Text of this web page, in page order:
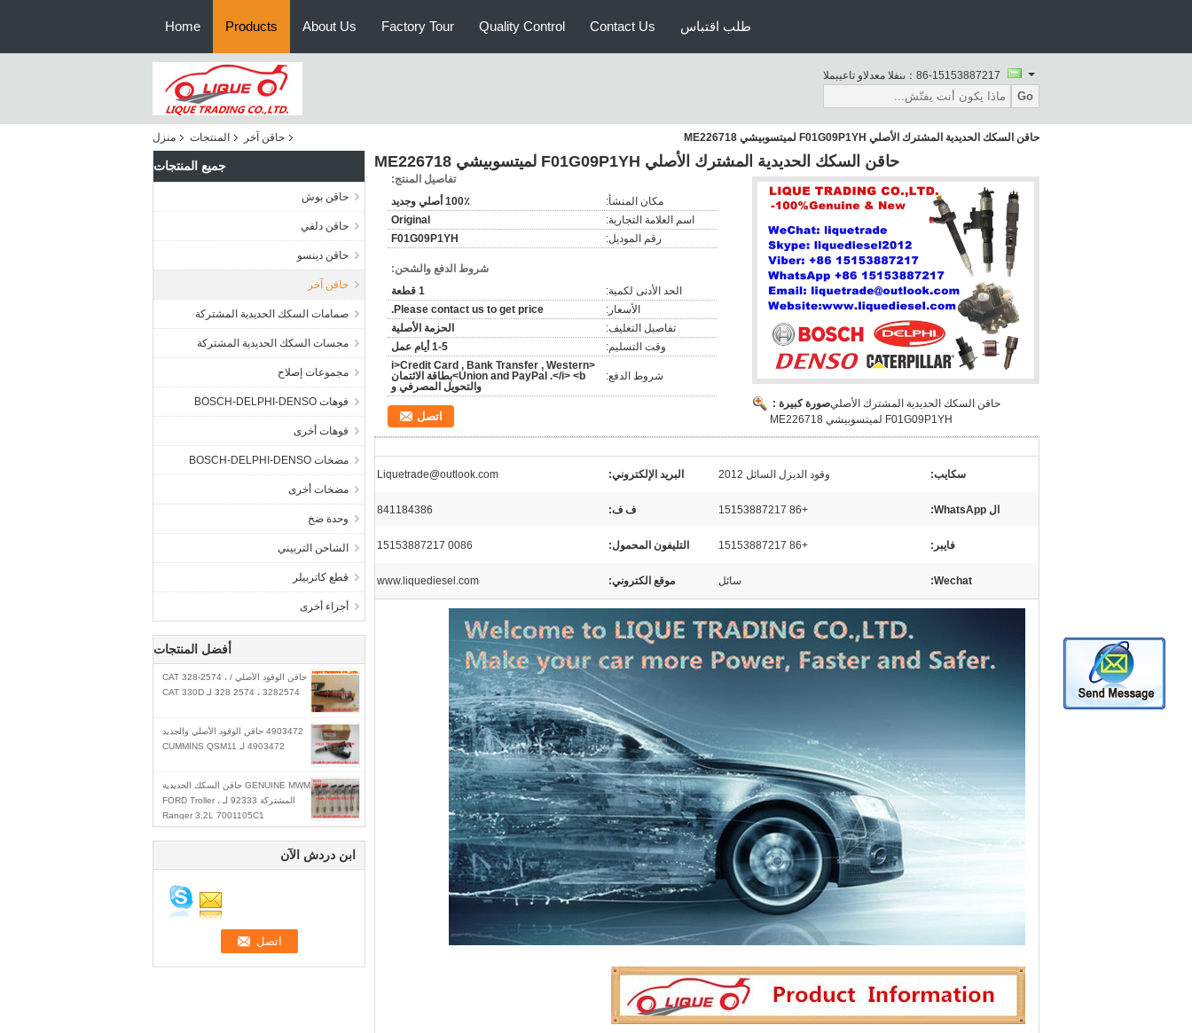
Home Products About Us Factory Tour Quality Control Contact Us طلب اقتباس
المبيعات والدعم الفنى： 86-15153887217
Go
منزل المنتجات حاقن آخر حاقن السكك الحديدية المشترك الأصلي F01G09P1YH لميتسوبيشي ME226718
جميع المنتجات
حاقن بوش
حاقن دلفي
حاقن دينسو
حاقن آخر
صمامات السكك الحديدية المشتركة
مجسات السكك الحديدية المشتركة
مجموعات إصلاح
فوهات BOSCH-DELPHI-DENSO
فوهات أخرى
مضخات BOSCH-DELPHI-DENSO
مضخات أخرى
وحدة ضخ
الشاحن التربيني
قطع كاتربيلر
أجزاء أخرى
أفضل المنتجات
حاقن الوقود الأصلي / CAT 328-2574 ،
328 2574 ، 3282574 لـ CAT 330D
4903472 حاقن الوقود الأصلي والجديد
4903472 لـ CUMMINS QSM11
GENUINE MWM حاقن السكك الحديدية
المشتركة 92333 لـ FORD Troller ،
Ranger 3.2L 7001105C1
ابن دردش الآن
حاقن السكك الحديدية المشترك الأصلي F01G09P1YH لميتسوبيشي ME226718
صورة كبيرة :حاقن السكك الحديدية المشترك الأصلي
F01G09P1YH لميتسوبيشي ME226718
تفاصيل المنتج:
مكان المنشأ:
100٪ أصلي وجديد
اسم العلامة التجارية:
Original
رقم الموديل:
F01G09P1YH
شروط الدفع والشحن:
الحد الأدنى لكمية:
1 قطعة
الأسعار:
Please contact us to get price.
تفاصيل التغليف:
الحزمة الأصلية
وقت التسليم:
1-5 أيام عمل
شروط الدفع:
<i>Credit Card , Bank Transfer , Western
Union and PayPal .</i> <b>بطاقة الائتمان
والتحويل المصرفي و
اتصل
سكايب: وقود الديزل السائل 2012 البريد الإلكتروني: Liquetrade@outlook.com
ال WhatsApp: +86 15153887217 ف ف: 841184386
فايبر: +86 15153887217 التليفون المحمول: 0086 15153887217
Wechat: سائل موقع الكتروني: www.liquediesel.com